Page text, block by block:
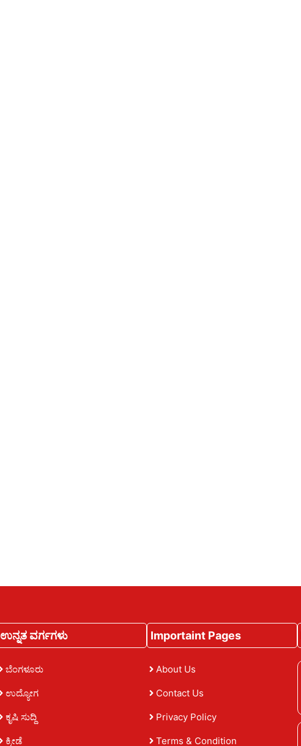
ಉನ್ನತ ವರ್ಗಗಳು
ಬೆಂಗಳೂರು
ಉದ್ಯೋಗ
ಕೃಷಿ ಸುದ್ದಿ
ಕ್ರೀಡೆ
Importaint Pages
About Us
Contact Us
Privacy Policy
Terms & Condition